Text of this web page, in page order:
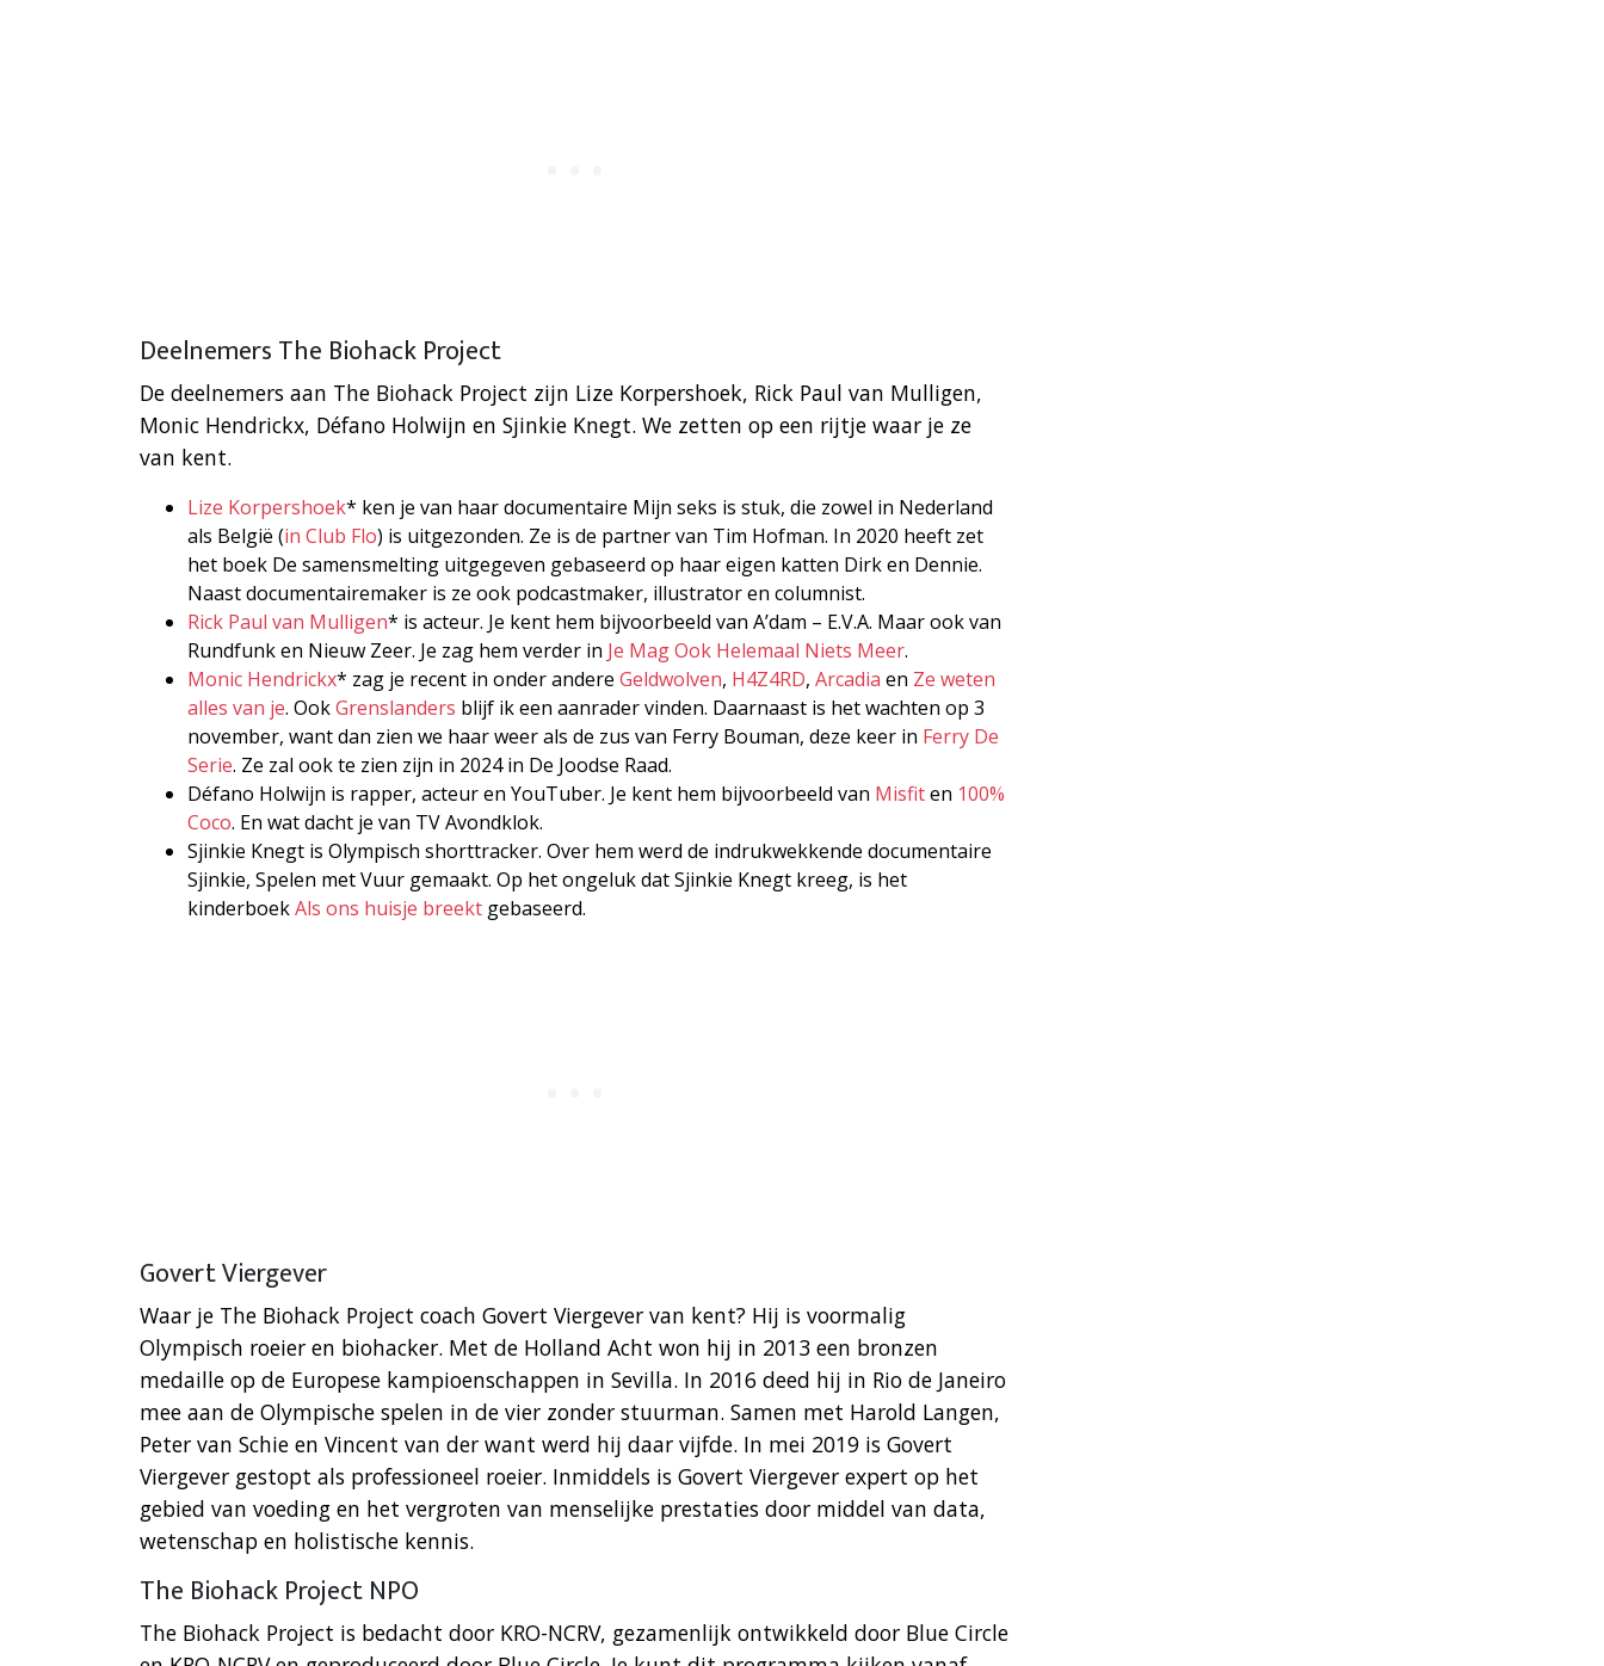
Deelnemers The Biohack Project
De deelnemers aan The Biohack Project zijn Lize Korpershoek, Rick Paul van Mulligen,
Monic Hendrickx, Défano Holwijn en Sjinkie Knegt. We zetten op een rijtje waar je ze
van kent.
Lize Korpershoek* ken je van haar documentaire Mijn seks is stuk, die zowel in Nederland
als België (in Club Flo) is uitgezonden. Ze is de partner van Tim Hofman. In 2020 heeft zet
het boek De samensmelting uitgegeven gebaseerd op haar eigen katten Dirk en Dennie.
Naast documentairemaker is ze ook podcastmaker, illustrator en columnist.
Rick Paul van Mulligen* is acteur. Je kent hem bijvoorbeeld van A’dam – E.V.A. Maar ook van
Rundfunk en Nieuw Zeer. Je zag hem verder in Je Mag Ook Helemaal Niets Meer.
Monic Hendrickx* zag je recent in onder andere Geldwolven, H4Z4RD, Arcadia en Ze weten
alles van je. OokGrenslanders blijf ik een aanrader vinden. Daarnaast is het wachten op 3
november, want dan zien we haar weer als de zus van Ferry Bouman, deze keer in Ferry De
Serie. Ze zal ook te zien zijn in 2024 in De Joodse Raad.
Défano Holwijn is rapper, acteur en YouTuber. Je kent hem bijvoorbeeld van Misfiten 100%
Coco. En wat dacht je van TV Avondklok.
Sjinkie Knegt is Olympisch shorttracker. Over hem werd de indrukwekkende documentaire
Sjinkie, Spelen met Vuur gemaakt. Op het ongeluk dat Sjinkie Knegt kreeg, is het
kinderboekAls ons huisje breekt gebaseerd.
Govert Viergever
Waar je The Biohack Project coach Govert Viergever van kent? Hij is voormalig
Olympisch roeier en biohacker. Met de Holland Acht won hij in 2013 een bronzen
medaille op de Europese kampioenschappen in Sevilla. In 2016 deed hij in Rio de Janeiro
mee aan de Olympische spelen in de vier zonder stuurman. Samen met Harold Langen,
Peter van Schie en Vincent van der want werd hij daar vijfde. In mei 2019 is Govert
Viergever gestopt als professioneel roeier. Inmiddels is Govert Viergever expert op het
gebied van voeding en het vergroten van menselijke prestaties door middel van data,
wetenschap en holistische kennis.
The Biohack Project NPO
The Biohack Project is bedacht door KRO-NCRV, gezamenlijk ontwikkeld door Blue Circle